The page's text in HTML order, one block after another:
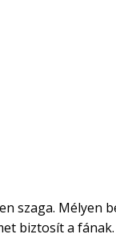
szaga. Mélyen
biztosít a